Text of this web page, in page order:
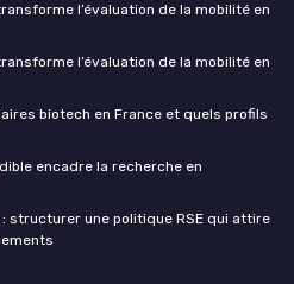
l’évaluation de la mobilité en
l’évaluation de la mobilité en
biotech en France et quels profils
encadre la recherche en
structurer une politique RSE qui attire